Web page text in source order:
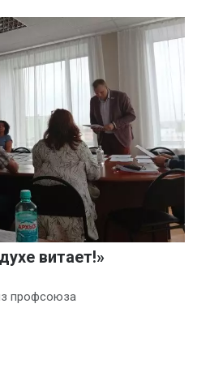
витает!»
профсоюза